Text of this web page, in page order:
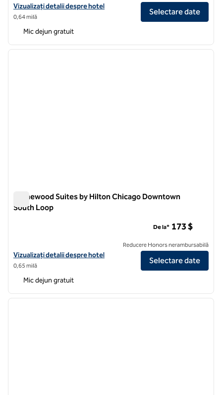
Vizualizați detaliile hotelului Hampton Inn Chicago Downtown/N
Vizualizați detalii despre hotel
0,64 milă
Selectare date
Mic dejun gratuit
1 din 12
Homewood Suites by Hilton Chicago Downtown
South Loop
Vizualizați detaliile hotelului pentru Homewood Suites by Hilton
Vizualizați detalii despre hotel
0,65 milă
De la* 173 $
Reducere Honors nerambursabilă
Selectare date
Mic dejun gratuit
1 din 12